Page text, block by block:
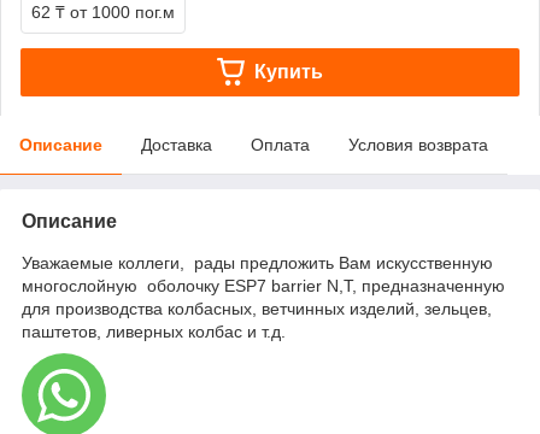
62 ₸ от 1000 пог.м
Купить
Описание Доставка Оплата Условия возврата
Описание
Уважаемые коллеги, рады предложить Вам искусственную
многослойную оболочку ESP7 barrier N,Т, предназначенную
для производства колбасных, ветчинных изделий, зельцев,
паштетов, ливерных колбас и т.д.